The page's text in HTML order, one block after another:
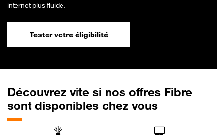
internet plus fluide.
Tester votre éligibilité
Découvrez vite si nos offres Fibre
sont disponibles chez vous